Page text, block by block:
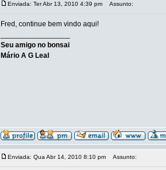
Enviada: Ter Abr 13, 2010 4:39 pm Assunto:
Fred, continue bem vindo aqui!
Seu amigo no bonsai
Mário A G Leal
Enviada: Qua Abr 14, 2010 8:10 pm Assunto: